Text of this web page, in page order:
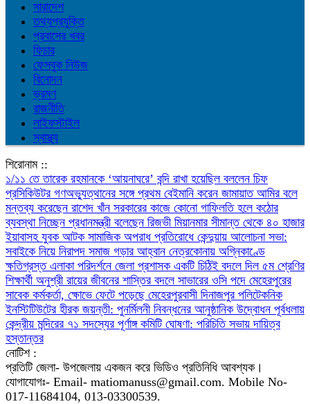
সারাদেশ
তথ্যপ্রযুক্তি
প্রবাসের খবর
ফিচার
ফেসবুক নিউজ
বিনোদন
ভ্রমণ
রাজনীতি
লাইফস্টাইল
স্বাস্থ্য
শিরোনাম ::
১/১১ তে তারেক রহমানকে ‘আয়নাঘরে’ বন্দি রাখা হয়েছিল বললেন চিফ
প্রসিকিউটর গণঅভ্যুত্থানের সঙ্গে প্রথম বেইমানি করেন জামায়াত আমির বলে
মন্তব্য করেছেন রাশেদ খাঁন সরকারের কাজে কোনো গাফিলতি হলে কঠোর
ব্যবস্থা নিচ্ছেন প্রধানমন্ত্রী বলেছেন রিজভী মিয়ানমার সীমান্ত থেকে ৪০ হাজার
ইয়াবাসহ যুবক আটক সামাজিক অপরাধ প্রতিরোধে কেন্দুয়ায় আলোচনা সভা:
সবাইকে নিয়ে নিরাপদ সমাজ গড়ার আহ্বান নেত্রকোনায় অগ্নিকাণ্ডে
ক্ষতিগ্রস্ত এলাকা পরিদর্শনে জেলা প্রশাসক একটি চিঠিই বদলে দিল ৫ম শ্রেণির
শিক্ষার্থী অনুশ্রী রায়ের জীবনের শাস্তির বদলে সাভারের ওসি পদে মেহেরপুরের
সাবেক কর্মকর্তা, ক্ষোভে ফেটে পড়েছে মেহেরপুরবাসী দিনাজপুর পলিটেকনিক
ইনস্টিটিউটের হীরক জয়ন্তী: পুনর্মিলনী নিবন্ধনের আনুষ্ঠানিক উদ্বোধন পূর্বধলায়
কেন্দ্রীয় মন্দিরের ৭১ সদস্যের পূর্ণাঙ্গ কমিটি ঘোষণা: পরিচিতি সভায় দায়িত্ব
হস্তান্তর
নোটিশ :
প্রতিটি জেলা- উপজেলায় একজন করে ভিডিও প্রতিনিধি আবশ্যক।
যোগাযোগঃ- Email- matiomanuss@gmail.com. Mobile No-
017-11684104, 013-03300539.